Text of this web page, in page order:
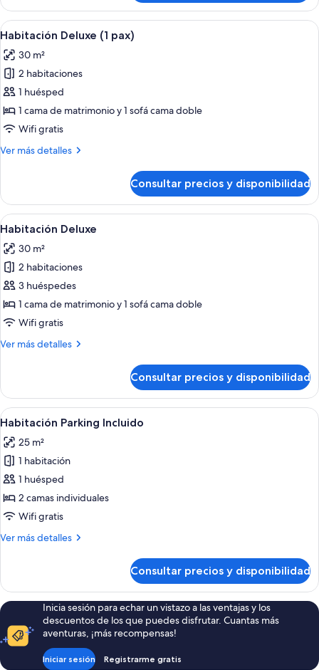
junior,
balcón
(1
Abrir
todas
las
fotos
de
Habitación
Deluxe
pax)
Minibar, caja fuerte, escritorio y
11
Habitación Deluxe (1 pax)
30 m²
2 habitaciones
1 huésped
1 cama de matrimonio y 1 sofá cama doble
Wifi gratis
Ver más detalles
Más
Deluxe
(1
pax)
Consultar precios y disponibilidad
Abrir
todas
las
fotos
de
Habitación
Deluxe
Minibar, caja fuerte, escritorio y
11
Habitación Deluxe
30 m²
2 habitaciones
3 huéspedes
1 cama de matrimonio y 1 sofá cama doble
Wifi gratis
Ver más detalles
Más
Deluxe
Consultar precios y disponibilidad
Abrir
todas
las
fotos
de
Habitación
Parking
Habitación de hotel con cama, una
8
Habitación Parking Incluido
25 m²
1 habitación
1 huésped
2 camas individuales
Wifi gratis
Ver más detalles
Más
Parking
Incluido
Consultar precios y disponibilidad
Inicia sesión para echar un vistazo a las ventajas y los
descuentos de los que puedes disfrutar. Cuantas más
aventuras, ¡más recompensas!
Iniciar sesión Registrarme gratis